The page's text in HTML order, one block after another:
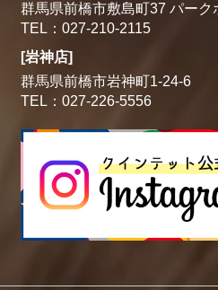
群馬県前橋市敷島町37 パーク
TEL：027-210-2115
[岩神店]
群馬県前橋市岩神町1-24-6
TEL：027-226-5556